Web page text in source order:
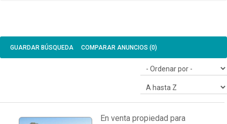
GUARDAR BÚSQUEDA COMPARAR ANUNCIOS (0)
En venta propiedad para